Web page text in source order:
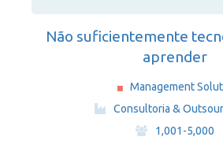
Não suficientemente
aprender
Management
·
Consultoria &
·
1,001-5,000